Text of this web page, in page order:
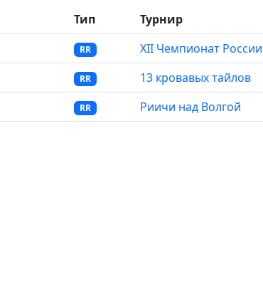
Тип Турнир
RR XII Чемпионат России
RR 13 кровавых тайлов
RR Риичи над Волгой